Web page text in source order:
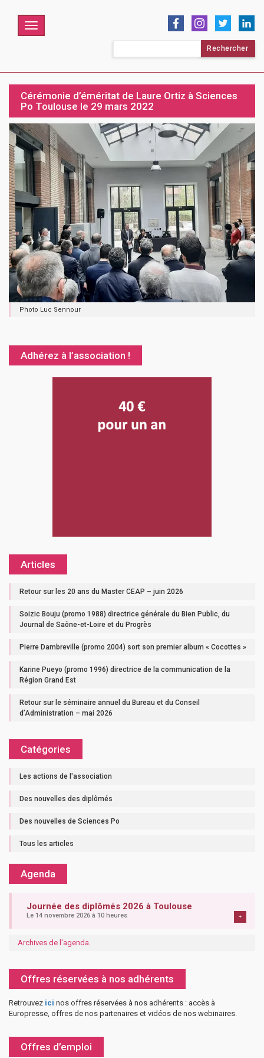
Menu
Cérémonie d’éméritat de Laure Ortiz à Sciences
Po Toulouse le 29 mars 2022
Photo Luc Sennour
Adhérez à l’association !
Articles
Retour sur les 20 ans du Master CEAP – juin 2026
Soizic Bouju (promo 1988) directrice générale du Bien Public, du
Journal de Saône-et-Loire et du Progrès
Pierre Dambreville (promo 2004) sort son premier album « Cocottes »
Karine Pueyo (promo 1996) directrice de la communication de la
Région Grand Est
Retour sur le séminaire annuel du Bureau et du Conseil
d’Administration – mai 2026
Catégories
Les actions de l'association
Des nouvelles des diplômés
Des nouvelles de Sciences Po
Tous les articles
Agenda
Journée des diplômés 2026 à Toulouse
Le 14 novembre 2026 à 10 heures +
Archives de l'agenda.
Offres réservées à nos adhérents
Retrouvez ici nos offres réservées à nos adhérents : accès à
Europresse, offres de nos partenaires et vidéos de nos webinaires.
Offres d’emploi